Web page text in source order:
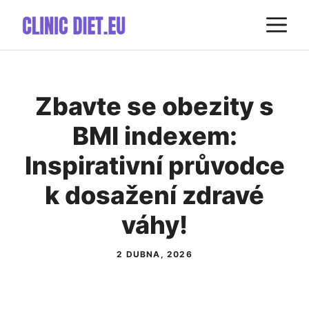
obsah
Zbavte se obezity s
BMI indexem:
Inspirativní průvodce
k dosažení zdravé
váhy!
2 DUBNA, 2026